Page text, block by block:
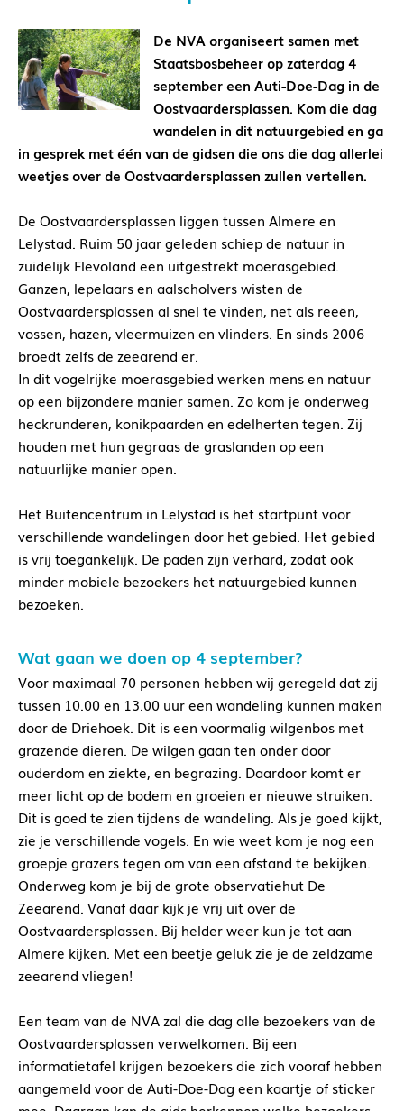
De NVA organiseert samen met
Staatsbosbeheer op zaterdag 4
september een Auti-Doe-Dag in de
Oostvaardersplassen. Kom die dag
wandelen in dit natuurgebied en ga
in gesprek met één van de gidsen die ons die dag allerlei
weetjes over de Oostvaardersplassen zullen vertellen.
De Oostvaardersplassen liggen tussen Almere en
Lelystad. Ruim 50 jaar geleden schiep de natuur in
zuidelijk Flevoland een uitgestrekt moerasgebied.
Ganzen, lepelaars en aalscholvers wisten de
Oostvaardersplassen al snel te vinden, net als reeën,
vossen, hazen, vleermuizen en vlinders. En sinds 2006
broedt zelfs de zeearend er.
In dit vogelrijke moerasgebied werken mens en natuur
op een bijzondere manier samen. Zo kom je onderweg
heckrunderen, konikpaarden en edelherten tegen. Zij
houden met hun gegraas de graslanden op een
natuurlijke manier open.
Het Buitencentrum in Lelystad is het startpunt voor
verschillende wandelingen door het gebied. Het gebied
is vrij toegankelijk. De paden zijn verhard, zodat ook
minder mobiele bezoekers het natuurgebied kunnen
bezoeken.
Wat gaan we doen op 4 september?
Voor maximaal 70 personen hebben wij geregeld dat zij
tussen 10.00 en 13.00 uur een wandeling kunnen maken
door de Driehoek. Dit is een voormalig wilgenbos met
grazende dieren. De wilgen gaan ten onder door
ouderdom en ziekte, en begrazing. Daardoor komt er
meer licht op de bodem en groeien er nieuwe struiken.
Dit is goed te zien tijdens de wandeling. Als je goed kijkt,
zie je verschillende vogels. En wie weet kom je nog een
groepje grazers tegen om van een afstand te bekijken.
Onderweg kom je bij de grote observatiehut De
Zeearend. Vanaf daar kijk je vrij uit over de
Oostvaardersplassen. Bij helder weer kun je tot aan
Almere kijken. Met een beetje geluk zie je de zeldzame
zeearend vliegen!
Een team van de NVA zal die dag alle bezoekers van de
Oostvaardersplassen verwelkomen. Bij een
informatietafel krijgen bezoekers die zich vooraf hebben
aangemeld voor de Auti-Doe-Dag een kaartje of sticker